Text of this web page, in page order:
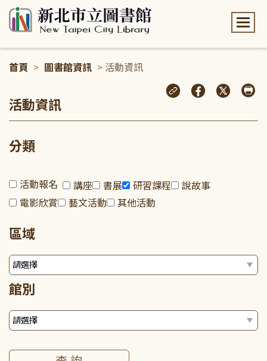
首頁 > 圖書館資訊 > 活動資訊
活動資訊
分類
活動報名 講座 書展 研習課程
說故事
電影欣賞
藝文活動 其他活動
區域
館別